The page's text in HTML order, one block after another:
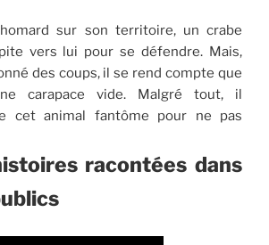
sur son territoire, un crabe
vers lui pour se défendre. Mais,
des coups, il se rend compte que
carapace vide. Malgré tout, il
cet animal fantôme pour ne pas
racontées dans